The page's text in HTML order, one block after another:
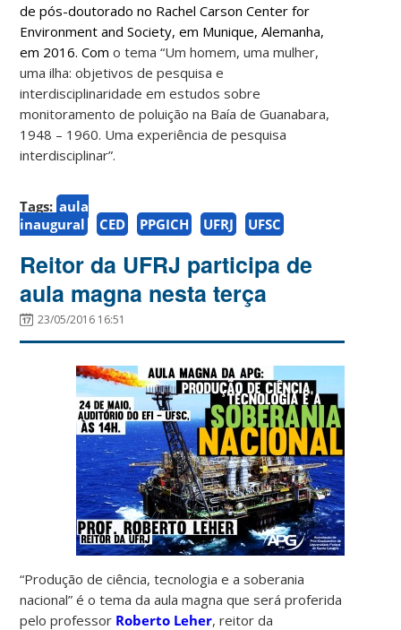
de pós-doutorado no Rachel Carson Center for
Environment and Society, em Munique, Alemanha,
em 2016. Com o tema “Um homem, uma mulher,
uma ilha: objetivos de pesquisa e
interdisciplinaridade em estudos sobre
monitoramento de poluição na Baía de Guanabara,
1948 – 1960. Uma experiência de pesquisa
interdisciplinar”.
Tags: aula
inaugural
CED PPGICH UFRJ UFSC
Reitor da UFRJ participa de
aula magna nesta terça
23/05/2016 16:51
“Produção de ciência, tecnologia e a soberania
nacional” é o tema da aula magna que será proferida
pelo professor Roberto Leher, reitor da